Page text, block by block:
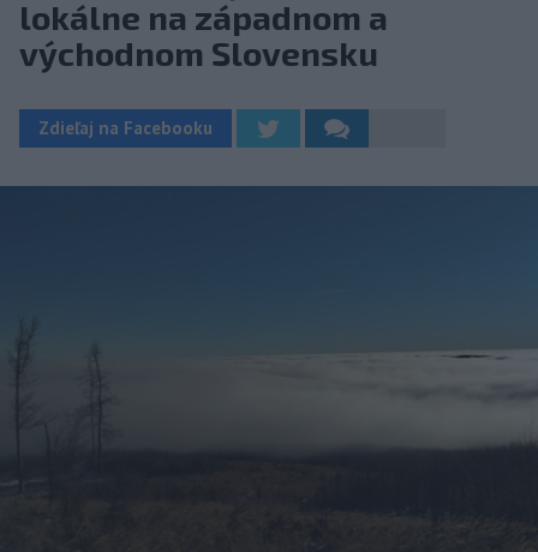
lokálne na západnom a
východnom Slovensku
Zdieľaj na Facebooku